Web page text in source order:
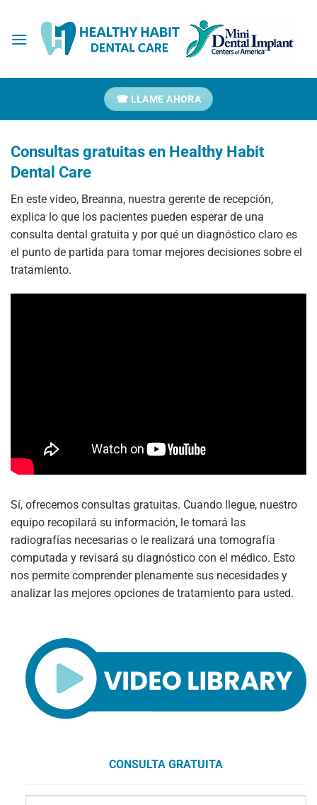
contenido
☎ LLAME AHORA
Consultas gratuitas en Healthy Habit
Dental Care
En este video, Breanna, nuestra gerente de recepción,
explica lo que los pacientes pueden esperar de una
consulta dental gratuita y por qué un diagnóstico claro es
el punto de partida para tomar mejores decisiones sobre el
tratamiento.
Sí, ofrecemos consultas gratuitas. Cuando llegue, nuestro
equipo recopilará su información, le tomará las
radiografías necesarias o le realizará una tomografía
computada y revisará su diagnóstico con el médico. Esto
nos permite comprender plenamente sus necesidades y
analizar las mejores opciones de tratamiento para usted.
CONSULTA GRATUITA